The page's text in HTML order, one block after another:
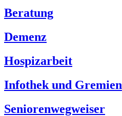
Beratung
Demenz
Hospizarbeit
Infothek und Gremien
Seniorenwegweiser